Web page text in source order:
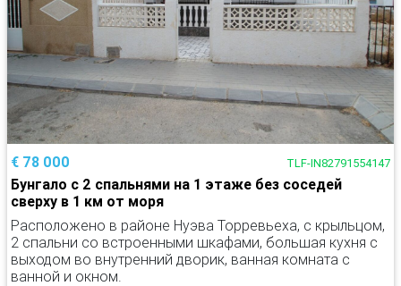
€ 78 000 TLF-IN82791554147
Бунгало с 2 спальнями на 1 этаже без соседей
сверху в 1 км от моря
Расположено в районе Нуэва Торревьеха, с крыльцом,
2 спальни со встроенными шкафами, большая кухня с
выходом во внутренний дворик, ванная комната с
ванной и окном.